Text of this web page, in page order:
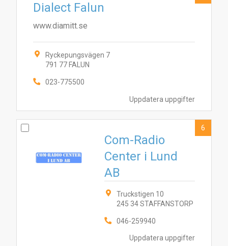
Uppdatera uppgifter
Dialect Falun
www.diamitt.se
Ryckepungsvägen 7
791 77 FALUN
023-775500
Uppdatera uppgifter
Com-Radio
Center i Lund
AB
Truckstigen 10
245 34 STAFFANSTORP
046-259940
6